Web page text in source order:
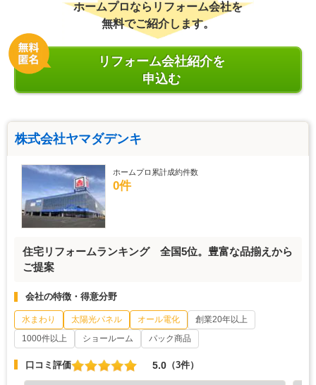
ホームプロならリフォーム会社を
無料でご紹介します。
リフォーム会社紹介を
申込む
株式会社ヤマダデンキ
ホームプロ累計成約件数
0件
住宅リフォームランキング 全国5位。豊富な品揃えから
ご提案
会社の特徴・得意分野
水まわり 太陽光パネル オール電化
創業20年以上
1000件以上
ショールーム パック商品
口コミ評価 5.0 （3件）